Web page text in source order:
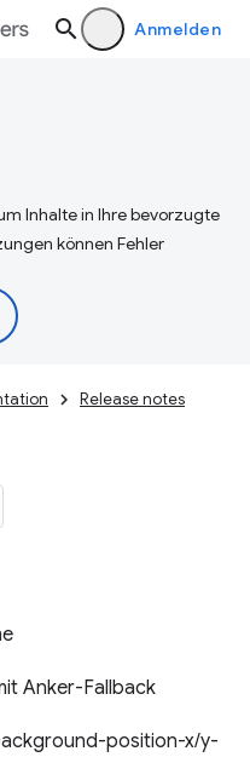
Anmelden
Inhalte in Ihre bevorzugte
können Fehler
Release notes
Anker-Fallback
position-x/y-